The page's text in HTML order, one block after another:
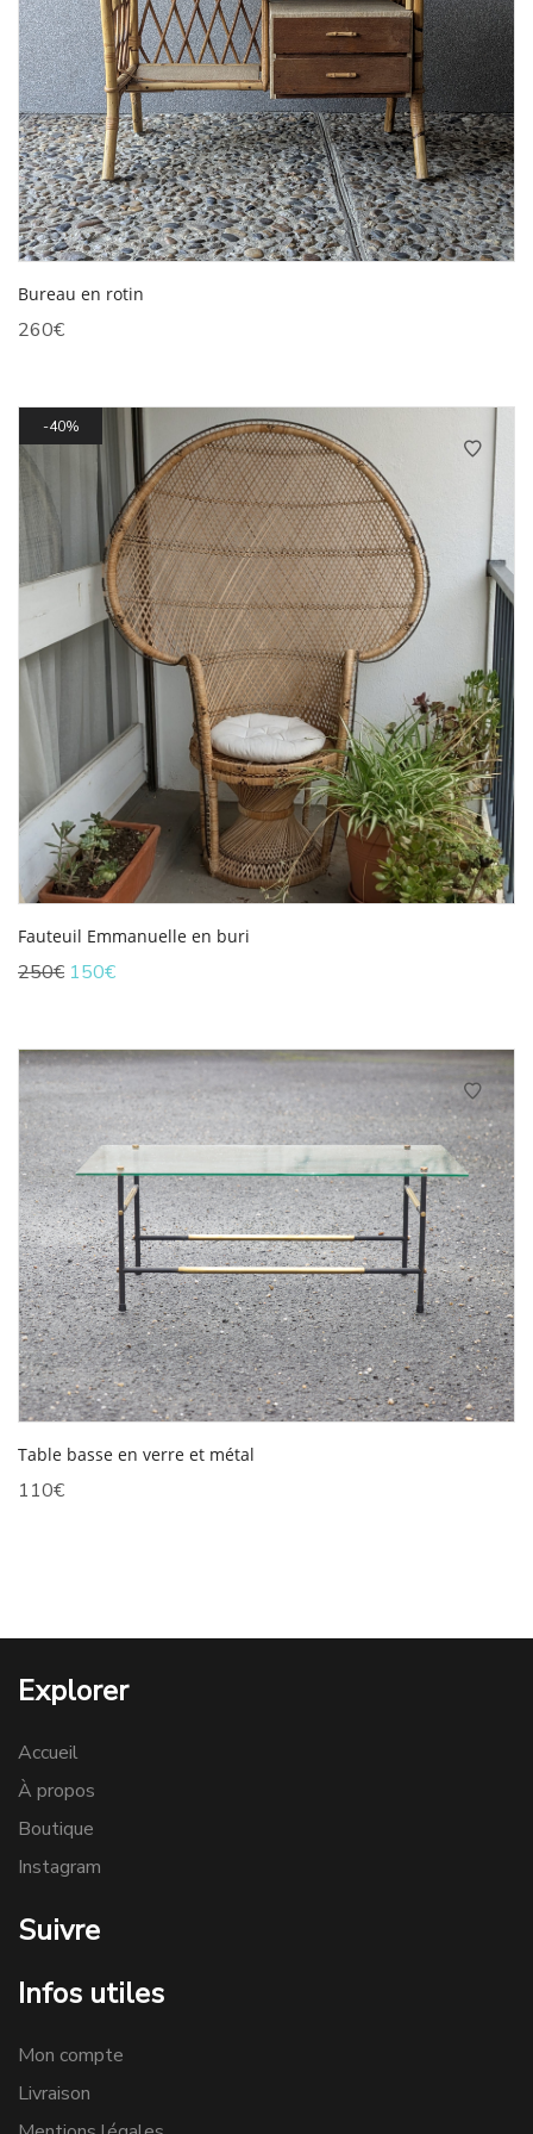
Bureau en rotin
260€
40%
Fauteuil Emmanuelle en buri
250€ Le
était :
250€.
150€Le
est :
150€.
Table basse en verre et métal
110€
Explorer
Accueil
À propos
Boutique
Instagram
Suivre
Infos utiles
Mon compte
Livraison